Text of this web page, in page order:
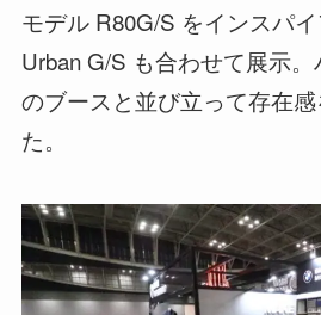
モデル R80G/S をインスパ
Urban G/S も合わせて展示
のブースと並び立って存在
た。